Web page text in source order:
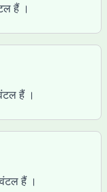
हैं ।
हैं ।
हैं ।